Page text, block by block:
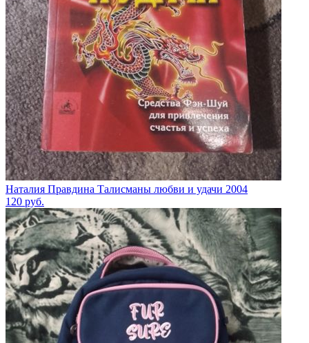
Наталия Правдина Талисманы любви и удачи 2004
120 руб.